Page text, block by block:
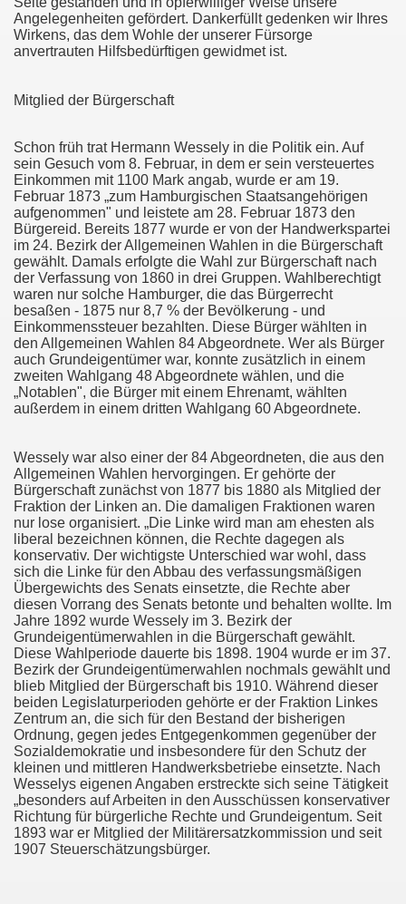
Angelegenheiten gefördert. Dankerfüllt gedenken wir Ihres
Wirkens, das dem Wohle der unserer Fürsorge
anvertrauten Hilfsbedürftigen gewidmet ist.
Mitglied der Bürgerschaft
Schon früh trat Hermann Wessely in die Politik ein. Auf
sein Gesuch vom 8. Februar, in dem er sein versteuertes
Einkommen mit 1100 Mark angab, wurde er am 19.
Februar 1873 „zum Hamburgischen Staatsangehörigen
aufgenommen" und leistete am 28. Februar 1873 den
Bürgereid. Bereits 1877 wurde er von der Handwerkspartei
im 24. Bezirk der Allgemeinen Wahlen in die Bürgerschaft
gewählt. Damals erfolgte die Wahl zur Bürgerschaft nach
der Verfassung von 1860 in drei Gruppen. Wahlberechtigt
waren nur solche Hamburger, die das Bürgerrecht
besaßen - 1875 nur 8,7 % der Bevölkerung - und
Einkommenssteuer bezahlten. Diese Bürger wählten in
den Allgemeinen Wahlen 84 Abgeordnete. Wer als Bürger
auch Grundeigentümer war, konnte zusätzlich in einem
zweiten Wahlgang 48 Abgeordnete wählen, und die
„Notablen", die Bürger mit einem Ehrenamt, wählten
außerdem in einem dritten Wahlgang 60 Abgeordnete.
Wessely war also einer der 84 Abgeordneten, die aus den
Allgemeinen Wahlen hervorgingen. Er gehörte der
Bürgerschaft zunächst von 1877 bis 1880 als Mitglied der
Fraktion der Linken an. Die damaligen Fraktionen waren
nur lose organisiert. „Die Linke wird man am ehesten als
liberal bezeichnen können, die Rechte dagegen als
konservativ. Der wichtigste Unterschied war wohl, dass
sich die Linke für den Abbau des verfassungsmäßigen
Übergewichts des Senats einsetzte, die Rechte aber
diesen Vorrang des Senats betonte und behalten wollte. Im
Jahre 1892 wurde Wessely im 3. Bezirk der
Grundeigentümerwahlen in die Bürgerschaft gewählt.
Diese Wahlperiode dauerte bis 1898. 1904 wurde er im 37.
Bezirk der Grundeigentümerwahlen nochmals gewählt und
blieb Mitglied der Bürgerschaft bis 1910. Während dieser
beiden Legislaturperioden gehörte er der Fraktion Linkes
Zentrum an, die sich für den Bestand der bisherigen
Ordnung, gegen jedes Entgegenkommen gegenüber der
Sozialdemokratie und insbesondere für den Schutz der
kleinen und mittleren Handwerksbetriebe einsetzte. Nach
Wesselys eigenen Angaben erstreckte sich seine Tätigkeit
„besonders auf Arbeiten in den Ausschüssen konservativer
Richtung für bürgerliche Rechte und Grundeigentum. Seit
1893 war er Mitglied der Militärersatzkommission und seit
1907 Steuerschätzungsbürger.